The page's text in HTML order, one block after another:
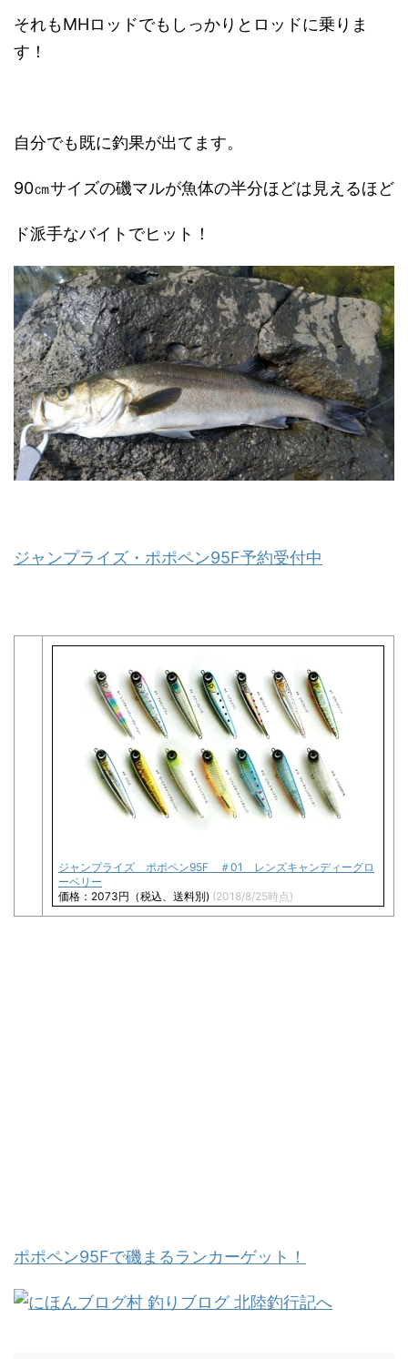
それもMHロッドでもしっかりとロッドに乗りま
す！
自分でも既に釣果が出てます。
90㎝サイズの磯マルが魚体の半分ほどは見えるほど
ド派手なバイトでヒット！
ジャンプライズ・ポポペン95F予約受付中
ジャンプライズ ポポペン95F ＃01 レンズキャンディーグロ
ーベリー
価格：2073円（税込、送料別) (2018/8/25時点)
ポポペン95Fで磯まるランカーゲット！